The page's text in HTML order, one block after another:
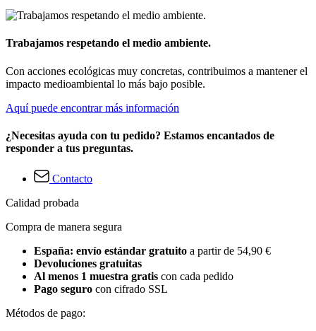
Trabajamos respetando el medio ambiente.
Con acciones ecológicas muy concretas, contribuimos a mantener el
impacto medioambiental lo más bajo posible.
Aquí puede encontrar más información
¿Necesitas ayuda con tu pedido? Estamos encantados de
responder a tus preguntas.
Contacto
Calidad probada
Compra de manera segura
España: envío estándar gratuito a partir de 54,90 €
Devoluciones gratuitas
Al menos 1 muestra gratis con cada pedido
Pago seguro con cifrado SSL
Métodos de pago: